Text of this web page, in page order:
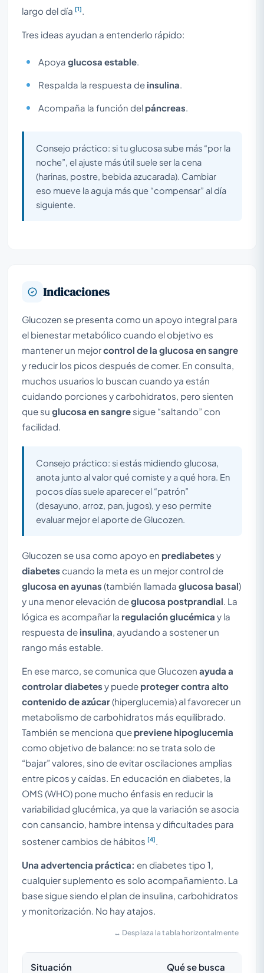
largo del día [1]
Tres ideas ayudan a entenderlo rápido:
Apoya glucosa estable.
Respalda la respuesta de insulina.
Acompaña la función del páncreas.
Consejo práctico: si tu glucosa sube más “por la
noche”, el ajuste más útil suele ser la cena
(harinas, postre, bebida azucarada). Cambiar
eso mueve la aguja más que “compensar” al día
siguiente.
Indicaciones
Glucozen se presenta como un apoyo integral para
el bienestar metabólico cuando el objetivo es
mantener un mejorcontrol de la glucosa en sangre
y reducir los picos después de comer. En consulta,
muchos usuarios lo buscan cuando ya están
cuidando porciones y carbohidratos, pero sienten
que su glucosa en sangre sigue “saltando” con
facilidad.
Consejo práctico: si estás midiendo glucosa,
anota junto al valor qué comiste y a qué hora. En
pocos días suele aparecer el “patrón”
(desayuno, arroz, pan, jugos), y eso permite
evaluar mejor el aporte de Glucozen.
Glucozen se usa como apoyo en prediabetesy
diabetes cuando la meta es un mejor control de
glucosa en ayunas(también llamada glucosa basal)
y una menor elevación deglucosa postprandial . La
lógica es acompañar la regulación glucémica y la
respuesta de insulina , ayudando a sostener un
rango más estable.
En ese marco, se comunica que Glucozen ayuda a
controlar diabetesy puede proteger contra alto
contenido de azúcar(hiperglucemia) al favorecer un
metabolismo de carbohidratos más equilibrado.
También se menciona que previene hipoglucemia
como objetivo de balance: no se trata solo de
“bajar” valores, sino de evitar oscilaciones amplias
entre picos y caídas. En educación en diabetes, la
OMS (WHO) pone mucho énfasis en reducir la
variabilidad glucémica, ya que la variación se asocia
con cansancio, hambre intensa y dificultades para
sostener cambios de hábitos [4]
Una advertencia práctica: en diabetes tipo 1,
cualquier suplemento es solo acompañamiento. La
base sigue siendo el plan de insulina, carbohidratos
y monitorización. No hay atajos.
↔ Desplaza la tabla horizontalmente
Situación Qué se busca